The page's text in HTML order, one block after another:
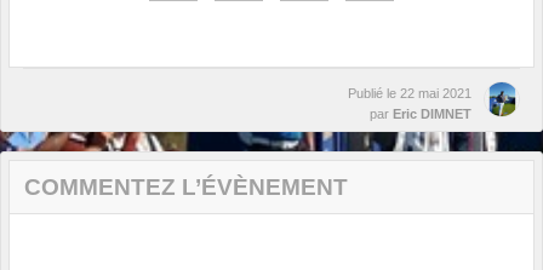
Publié le 22 mai 2021
par Eric DIMNET
COMMENTEZ L’ÉVÈNEMENT